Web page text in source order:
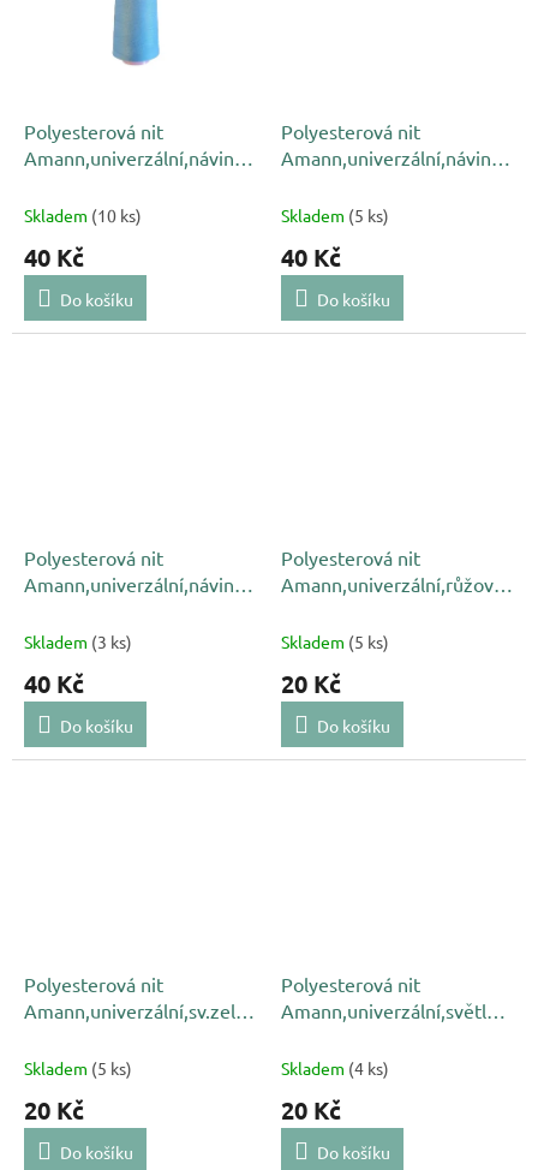
Polyesterová nit
Amann,univerzální,návin
Skladem (10 ks)
40 Kč
Do košíku
Polyesterová nit
Amann,univerzální,návin
Skladem (5 ks)
40 Kč
Do košíku
Polyesterová nit
Amann,univerzální,návin
12475
Skladem (3 ks)
40 Kč
Do košíku
Polyesterová nit
Amann,univerzální,růžová
Skladem (5 ks)
20 Kč
Do košíku
Polyesterová nit
Amann,univerzální,sv.zelená
Skladem (5 ks)
20 Kč
Do košíku
Polyesterová nit
Amann,univerzální,světle
Skladem (4 ks)
20 Kč
Do košíku